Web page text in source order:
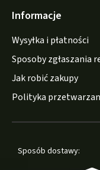
Informacje
Wysyłka i płatności
Sposoby zgłaszania
Jak robić zakupy
Polityka
Sposób dostawy: